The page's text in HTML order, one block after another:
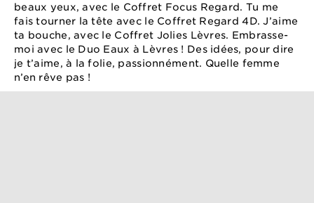
beaux yeux, avec le Coffret Focus Regard. Tu me
fais tourner la tête avec le Coffret Regard 4D. J’aime
ta bouche, avec le Coffret Jolies Lèvres. Embrasse-
moi avec le Duo Eaux à Lèvres ! Des idées, pour dire
je t’aime, à la folie, passionnément. Quelle femme
n’en rêve pas !